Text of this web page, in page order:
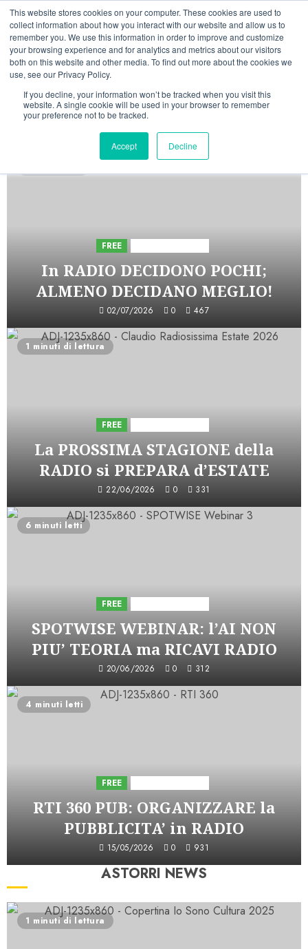
This website stores cookies on your computer. These cookies are used to
collect information about how you interact with our website and allow us to
remember you. We use this information in order to improve and customize
your browsing experience and for analytics and metrics about our visitors
both on this website and other media. To find out more about the cookies we
use, see our Privacy Policy.
If you decline, your information won’t be tracked when you visit this
website. A single cookie will be used in your browser to remember
your preference not to be tracked.
Accept Decline
Vai
contenuto
08/08/202622:57:12
LinkedinFacebook
X TelegramWhatsappMastodon
INIZIATIVE ASTORRI
FREE
In RADIO DECIDONO POCHI;
ALMENO DECIDANO MEGLIO!
02/07/2026 0 467
1 minuti di lettura
FREE
La PROSSIMA STAGIONE della
RADIO si PREPARA d’ESTATE
22/06/2026 0 331
6 minuti letti
FREE
SPOTWISE WEBINAR: l’AI NON
PIU’ TEORIA ma RICAVI RADIO
20/06/2026 0 312
4 minuti letti
FREE
RTI 360 PUB: ORGANIZZARE la
PUBBLICITA’ in RADIO
15/05/2026 0 931
ASTORRI NEWS
1 minuti di lettura